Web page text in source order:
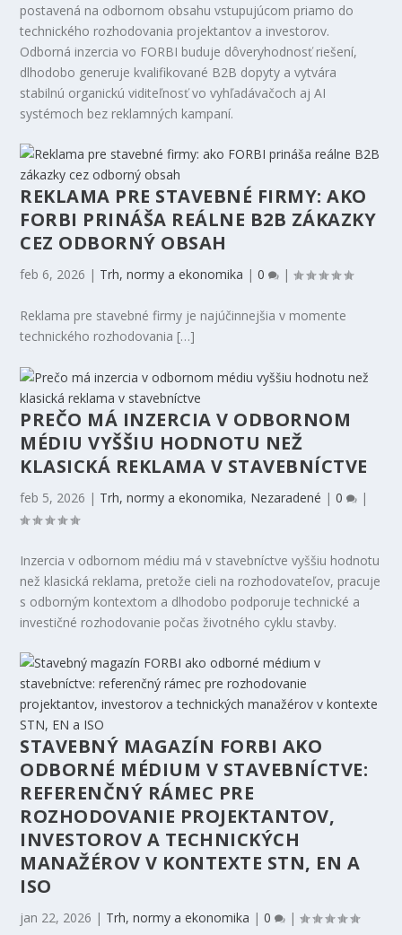
postavená na odbornom obsahu vstupujúcom priamo do
technického rozhodovania projektantov a investorov.
Odborná inzercia vo FORBI buduje dôveryhodnosť riešení,
dlhodobo generuje kvalifikované B2B dopyty a vytvára
stabilnú organickú viditeľnosť vo vyhľadávačoch aj AI
systémoch bez reklamných kampaní.
REKLAMA PRE STAVEBNÉ FIRMY: AKO
FORBI PRINÁŠA REÁLNE B2B ZÁKAZKY
CEZ ODBORNÝ OBSAH
feb 6, 2026 | Trh, normy a ekonomika |0 |
Reklama pre stavebné firmy je najúčinnejšia v momente
technického rozhodovania […]
PREČO MÁ INZERCIA V ODBORNOM
MÉDIU VYŠŠIU HODNOTU NEŽ
KLASICKÁ REKLAMA V STAVEBNÍCTVE
feb 5, 2026 | Trh, normy a ekonomika, Nezaradené |0 |
Inzercia v odbornom médiu má v stavebníctve vyššiu hodnotu
než klasická reklama, pretože cieli na rozhodovateľov, pracuje
s odborným kontextom a dlhodobo podporuje technické a
investičné rozhodovanie počas životného cyklu stavby.
STAVEBNÝ MAGAZÍN FORBI AKO
ODBORNÉ MÉDIUM V STAVEBNÍCTVE:
REFERENČNÝ RÁMEC PRE
ROZHODOVANIE PROJEKTANTOV,
INVESTOROV A TECHNICKÝCH
MANAŽÉROV V KONTEXTE STN, EN A
ISO
jan 22, 2026 | Trh, normy a ekonomika |0 |